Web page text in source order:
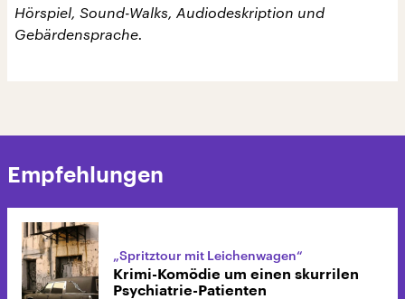
Hörspiel, Sound-Walks, Audiodeskription und
Gebärdensprache.
Empfehlungen
„Spritztour mit Leichenwagen“
Krimi-Komödie um einen skurrilen
Psychiatrie-Patienten